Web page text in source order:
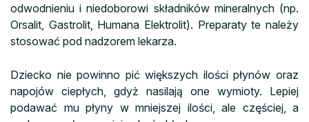
odwodnieniu i niedoborowi składników mineralnych (np.
Orsalit, Gastrolit, Humana Elektrolit). Preparaty te należy
stosować pod nadzorem lekarza.
Dziecko nie powinno pić większych ilości płynów oraz
napojów ciepłych, gdyż nasilają one wymioty. Lepiej
podawać mu płyny w mniejszej ilości, ale częściej, a